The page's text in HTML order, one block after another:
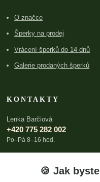
O značce
Šperky na prodej
Vrácení šperků do 14 dnů
Galerie prodaných šperků
KONTAKTY
Lenka Barčiová
+420 775 282 002
Po–Pá 8–16 hod.
🍪 Jak